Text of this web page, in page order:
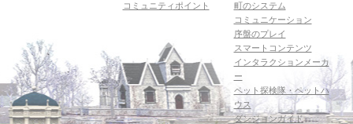
コミュニティポイント
町のシステム
コミュニケーション
序盤のプレイ
スマートコンテンツ
インタラクションメーカ
ー
ペット探検隊・ペットハ
ウス
ダンジョンガイド